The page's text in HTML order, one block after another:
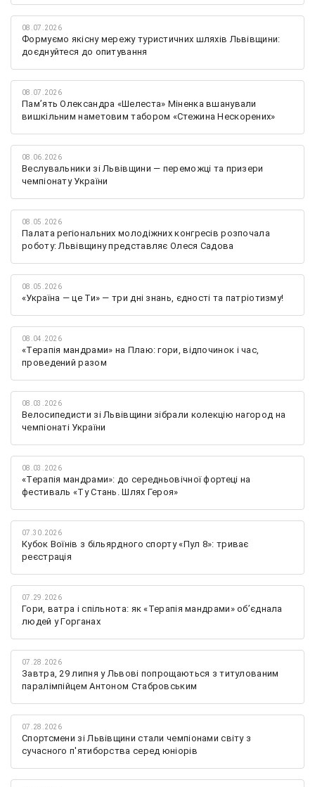
08.07.2026
Формуємо якісну мережу туристичних шляхів Львівщини:
доєднуйтеся до опитування
08.07.2026
Памʼять Олександра «Шелеста» Міненка вшанували
вишкільним наметовим табором «Стежина Нескорених»
08.06.2026
Веслувальники зі Львівщини — переможці та призери
чемпіонату України
08.05.2026
Палата регіональних молодіжних конгресів розпочала
роботу: Львівщину представляє Олеся Садова
08.05.2026
«Україна — це Ти» — три дні знань, єдності та патріотизму!
08.04.2026
«Терапія мандрами» на Плаю: гори, відпочинок і час,
проведений разом
08.03.2026
Велосипедисти зі Львівщини зібрали колекцію нагород на
чемпіонаті України
08.03.2026
«Терапія мандрами»: до середньовічної фортеці на
фестиваль «Ту Стань. Шлях Героя»
07.30.2026
Кубок Воїнів з більярдного спорту «Пул 8»: триває
реєстрація
07.29.2026
Гори, ватра і спільнота: як «Терапія мандрами» об’єднала
людей у Горганах
07.28.2026
Завтра, 29 липня у Львові попрощаються з титулованим
паралімпійцем Антоном Стабровським
07.28.2026
Спортсмени зі Львівщини стали чемпіонами світу з
сучасного п'ятиборства серед юніорів